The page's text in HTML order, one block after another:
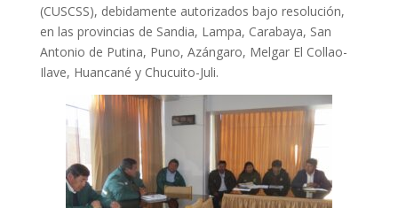
(CUSCSS), debidamente autorizados bajo resolución,
en las provincias de Sandia, Lampa, Carabaya, San
Antonio de Putina, Puno, Azángaro, Melgar El Collao-
Ilave, Huancané y Chucuito-Juli.